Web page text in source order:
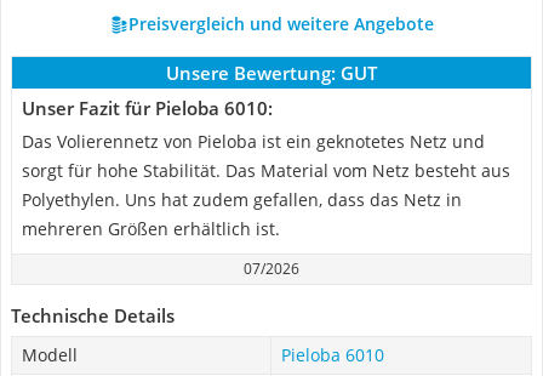
Preisvergleich und weitere Angebote
Unsere Bewertung: GUT
Unser Fazit für Pieloba 6010:
Das Volierennetz von Pieloba ist ein geknotetes Netz und
sorgt für hohe Stabilität. Das Material vom Netz besteht aus
Polyethylen. Uns hat zudem gefallen, dass das Netz in
mehreren Größen erhältlich ist.
07/2026
Technische Details
Modell
Pieloba 6010